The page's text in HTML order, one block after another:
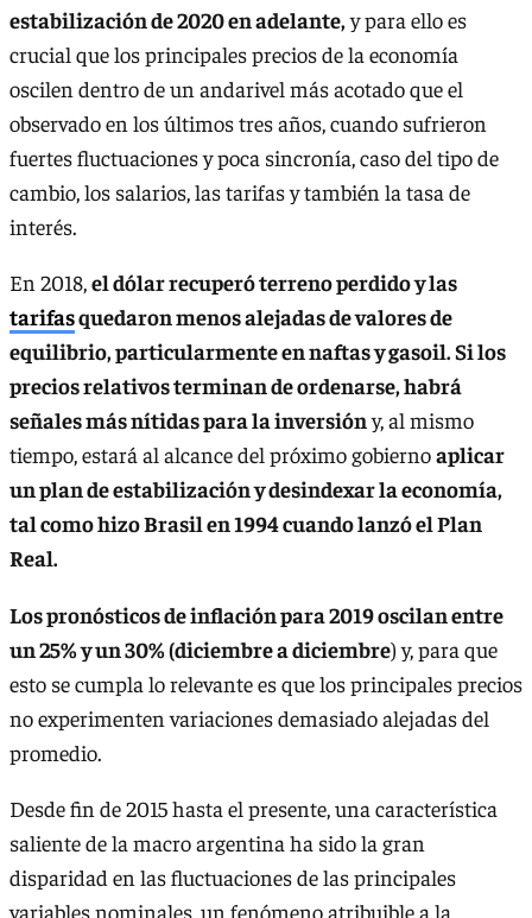
estabilización de 2020 en adelante,y para ello es
crucial que los principales precios de la economía
oscilen dentro de un andarivel más acotado que el
observado en los últimos tres años, cuando sufrieron
fuertes fluctuaciones y poca sincronía, caso del tipo de
cambio, los salarios, las tarifas y también la tasa de
interés.
En 2018,el dólar recuperó terreno perdido y las
tarifasquedaron menos alejadas de valores de
equilibrio, particularmente en naftas y gasoil. Si los
precios relativos terminan de ordenarse, habrá
señales más nítidas para la inversióny, al mismo
tiempo, estará al alcance del próximo gobiernoaplicar
un plan de estabilización y desindexar la economía,
tal como hizo Brasil en 1994 cuando lanzó el Plan
Real.
Los pronósticos de inflación para 2019 oscilan entre
un 25% y un 30% (diciembre a diciembre) y, para que
esto se cumpla lo relevante es que los principales precios
no experimenten variaciones demasiado alejadas del
promedio.
Desde fin de 2015 hasta el presente, una característica
saliente de la macro argentina ha sido la gran
disparidad en las fluctuaciones de las principales
variables nominales, un fenómeno atribuible a la